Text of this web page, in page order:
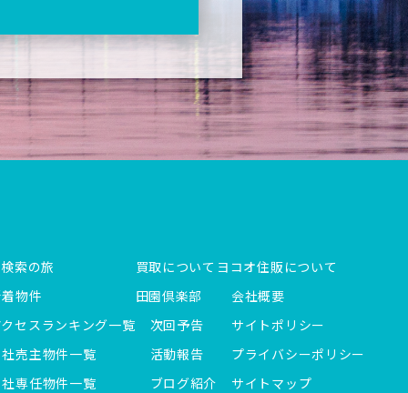
索の旅
物件
セスランキング一覧
売主物件一覧
専任物件一覧
買取について
田園倶楽部
次回予告
活動報告
ブログ紹介
ヨコオ住販について
会社概要
サイトポリシー
プライバシーポリシー
サイトマップ